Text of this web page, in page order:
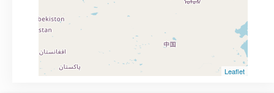
Leaflet